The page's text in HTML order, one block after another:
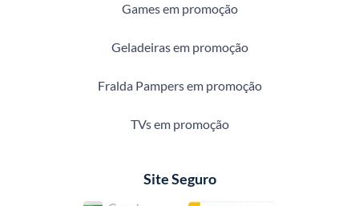
Games em promoção
Geladeiras em promoção
Fralda Pampers em promoção
TVs em promoção
Site Seguro